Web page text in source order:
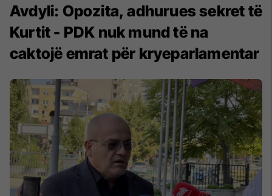
Avdyli: Opozita, adhurues sekret të
Kurtit - PDK nuk mund të na
caktojë emrat për kryeparlamentar